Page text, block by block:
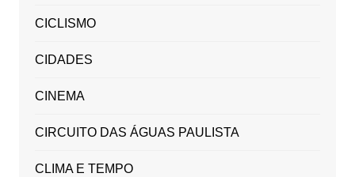
CICLISMO
CIDADES
CINEMA
CIRCUITO DAS ÁGUAS PAULISTA
CLIMA E TEMPO